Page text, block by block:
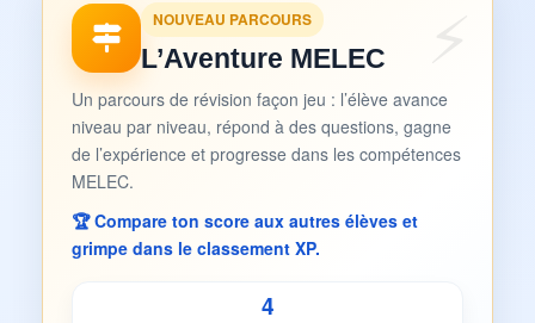
NOUVEAU PARCOURS
L’Aventure MELEC
Un parcours de révision façon jeu : l’élève avance
niveau par niveau, répond à des questions, gagne
de l’expérience et progresse dans les compétences
MELEC.
🏆 Compare ton score aux autres élèves et
grimpe dans le classement XP.
4